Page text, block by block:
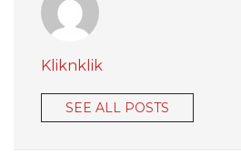
Kliknklik
SEE ALL POSTS